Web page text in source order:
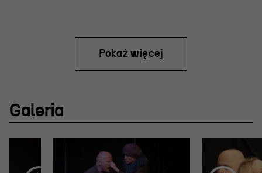
Pokaż więcej
Galeria